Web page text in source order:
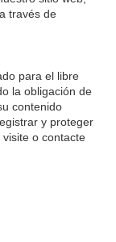
través de
para el libre
la obligación de
contenido
y proteger
o contacte